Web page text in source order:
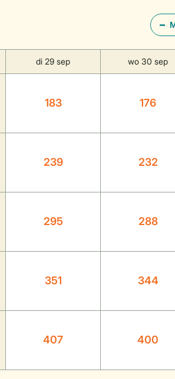
di 29 sep wo 30 sep
183 176
239 232
295 288
351 344
407 400